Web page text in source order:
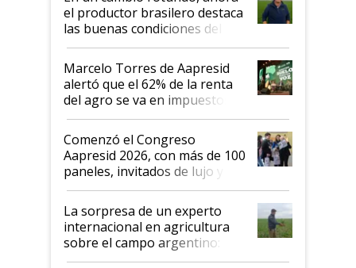
sistema productivo"
el productor brasilero destaca
las buenas condiciones del
agro argentino para invertir:
"Los veo más motivados"
Marcelo Torres de Aapresid
alertó que el 62% de la renta
del agro se va en impuestos:
"No es bueno que en
Argentina se sigan discutiendo
las mismas cosas de hace 50
años"
Comenzó el Congreso
Aapresid 2026, con más de 100
paneles, invitados de lujo y
todas las tendencias
La sorpresa de un experto
internacional en agricultura
sobre el campo argentino:
"Estoy muy impresionado"